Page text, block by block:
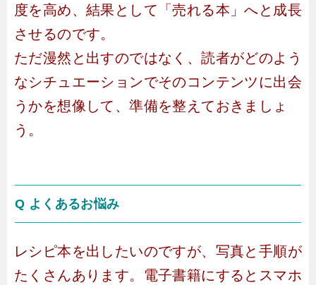
度を高め、結果として「売れる本」へと成長
させるのです。
ただ漫然と出すのではなく、読者がどのよう
なシチュエーションでそのコンテンツに出会
うかを想像して、準備を整えておきましょ
う。
Q よくあるお悩み
レシピ本を出したいのですが、写真と手順が
たくさんあります。電子書籍にするとスマホ